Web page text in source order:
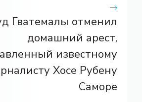
Гватемалы отменил
домашний арест,
известному
Хосе Рубену
Саморе